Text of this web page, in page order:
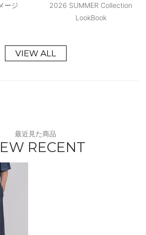
ージ
2026 SUMMER Collection
LookBook
VIEW ALL
最近見た商品
RECENT